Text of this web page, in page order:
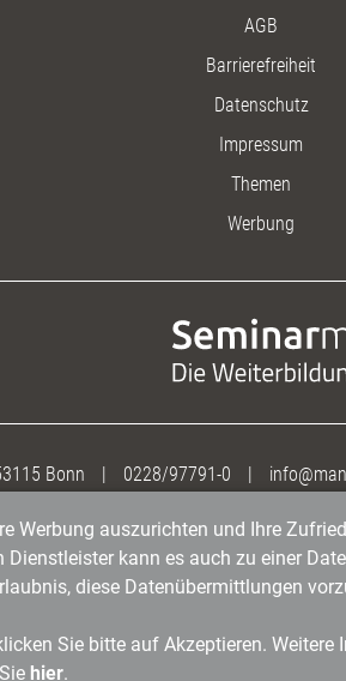
AGB
Barrierefreiheit
Datenschutz
Impressum
Themen
Werbung
Bonn | 0228/97791-0 |
Werbung auszurichten und Ihre
kann es auch zu einer
diese Datenübermittlungen
Sie bitte auf Akzeptieren. Weitere
hier.